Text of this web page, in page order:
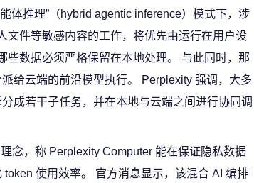
体推理”（hybrid agentic inference）模式下，涉
文件等敏感内容的工作，将优先由运行在用户设
些数据必须严格保留在本地处理。 与此同时，那
给云端的前沿模型执行。 Perplexity 强调，大多
成若干子任务，并在本地与云端之间进行协同调
念，称 Perplexity Computer 能在保证隐私数据
使用效率。 官方消息显示，该混合 AI 编排